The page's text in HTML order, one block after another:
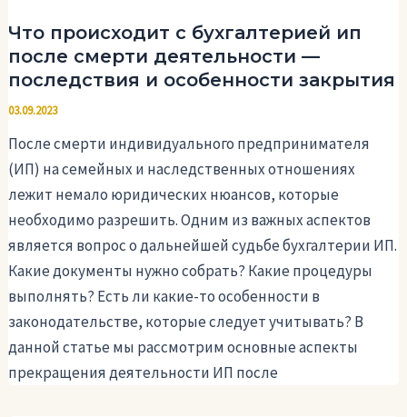
Что происходит с бухгалтерией ип
после смерти деятельности —
последствия и особенности закрытия
03.09.2023
После смерти индивидуального предпринимателя
(ИП) на семейных и наследственных отношениях
лежит немало юридических нюансов, которые
необходимо разрешить. Одним из важных аспектов
является вопрос о дальнейшей судьбе бухгалтерии ИП.
Какие документы нужно собрать? Какие процедуры
выполнять? Есть ли какие-то особенности в
законодательстве, которые следует учитывать? В
данной статье мы рассмотрим основные аспекты
прекращения деятельности ИП после